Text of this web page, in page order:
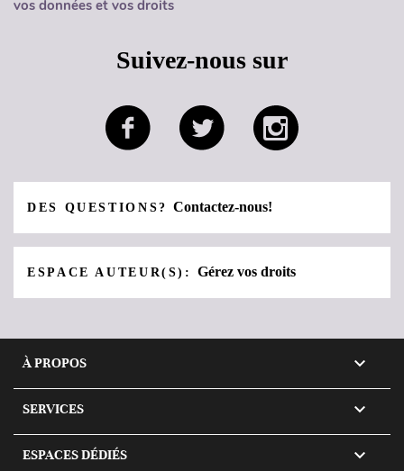
vos données et vos droits
Suivez-nous sur
DES QUESTIONS?Contactez-nous!
ESPACE AUTEUR(S):Gérez vos droits
À PROPOS 
SERVICES 
ESPACES DÉDIÉS 